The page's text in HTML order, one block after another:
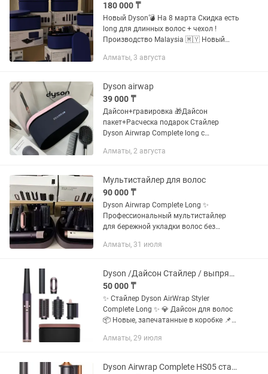
180 000 ₸
Новый Dyson💣 На 8 марта Скидка есть
long для длинных волос + чехол !
Производство Malaysia 🇲🇾 Новый
дешевым Kaspi Red Kaspi Рассрочка 12
Алматы, 3 августа
Dyson airwap
39 000 ₸
Дайсон+гравировка 🎁Дайсон
пакет+Расческа подарок Стайлер
Dyson Airwrap Complete long с
уникальный инструмент, совершенный
одновременно...
Алматы, 2 августа
Мультистайлер для волос
90 000 ₸
Dyson Airwrap Complete Long ✨
Профессиональный мультистайлер
для бережной укладки волос без
Благодаря эффекту Коанда устройство
Алматы, 31 июля
Dyson /Дайсон Стайлер / выпрямитель
50 000 ₸
✨ Стайлер Dyson AirWrap Styler
Complete Long ✨ 💎 Дайсон для волос
📦 Новые, запечатанные в коробке 📌
QR-код пробивается на официальном
Алматы, 29 июля
Dyson Airwrap Complete HS05 стайлер 1300 B